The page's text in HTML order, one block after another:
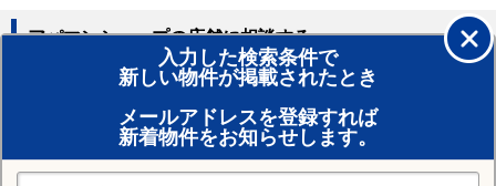
入力した検索条件で
新しい物件が掲載されたとき
メールアドレスを登録すれば
新着物件をお知らせします。
アパマンショップの店舗に相談する
賃貸のプロがお部屋探し！
おまかせ物件リクエスト
住みたい街の店舗を探す